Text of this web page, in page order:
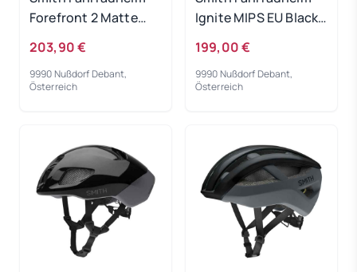
Forefront 2 Matte
203,90 €
9990 Nußdorf Debant,
Österreich
Ignite MIPS EU Black
199,00 €
9990 Nußdorf Debant,
Österreich